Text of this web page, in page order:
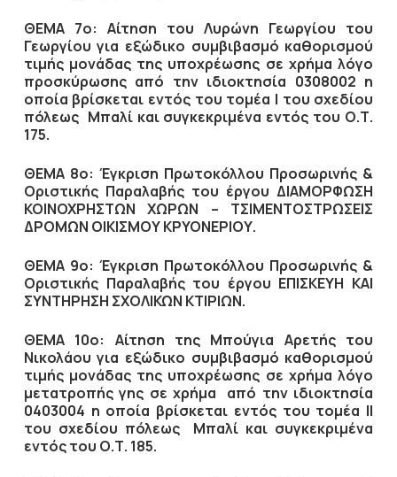
ΘΕΜΑ 7ο: Αίτηση του Λυρώνη Γεωργίου του
Γεωργίου για εξώδικο συμβιβασμό καθορισμού
τιμής μονάδας της υποχρέωσης σε χρήμα λόγο
προσκύρωσης από την ιδιοκτησία 0308002 η
οποία βρίσκεται εντός του τομέα Ι του σχεδίου
πόλεως Μπαλί και συγκεκριμένα εντός του Ο.Τ.
175.
ΘΕΜΑ 8ο: Έγκριση Πρωτοκόλλου Προσωρινής &
Οριστικής Παραλαβής του έργου ΔΙΑΜΟΡΦΩΣΗ
ΚΟΙΝΟΧΡΗΣΤΩΝ ΧΩΡΩΝ – ΤΣΙΜΕΝΤΟΣΤΡΩΣΕΙΣ
ΔΡΟΜΩΝ ΟΙΚΙΣΜΟΥ ΚΡΥΟΝΕΡΙΟΥ.
ΘΕΜΑ 9ο: Έγκριση Πρωτοκόλλου Προσωρινής &
Οριστικής Παραλαβής του έργου ΕΠΙΣΚΕΥΗ ΚΑΙ
ΣΥΝΤΗΡΗΣΗ ΣΧΟΛΙΚΩΝ ΚΤΙΡΙΩΝ.
ΘΕΜΑ 10ο: Αίτηση της Μπούγια Αρετής του
Νικολάου για εξώδικο συμβιβασμό καθορισμού
τιμής μονάδας της υποχρέωσης σε χρήμα λόγο
μετατροπής γης σε χρήμα από την ιδιοκτησία
0403004 η οποία βρίσκεται εντός του τομέα ΙΙ
του σχεδίου πόλεως Μπαλί και συγκεκριμένα
εντός του Ο.Τ. 185.